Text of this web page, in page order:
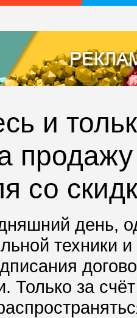
и
со
день,
техники
Только за